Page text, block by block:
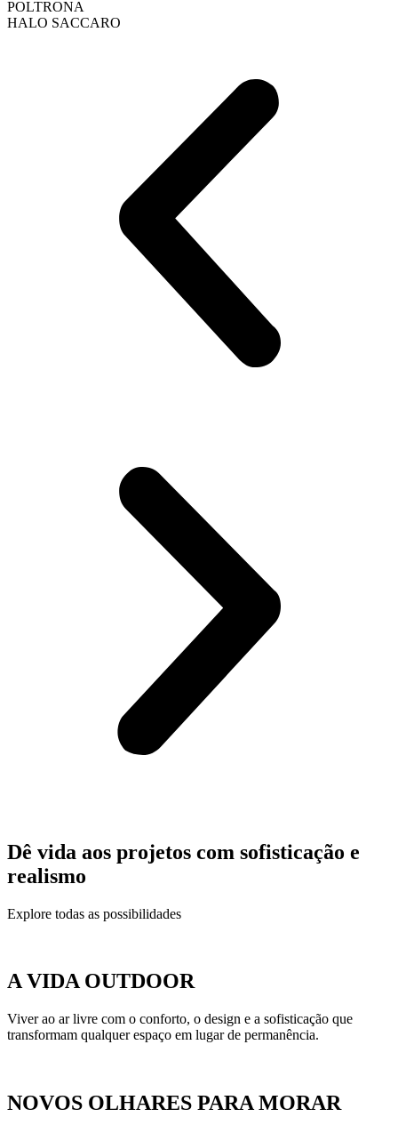
POLTRONA
HALO SACCARO
Dê vida aos projetos com sofisticação e
realismo
Explore todas as possibilidades
A VIDA OUTDOOR
Viver ao ar livre com o conforto, o design e a sofisticação que
transformam qualquer espaço em lugar de permanência.
NOVOS OLHARES PARA MORAR